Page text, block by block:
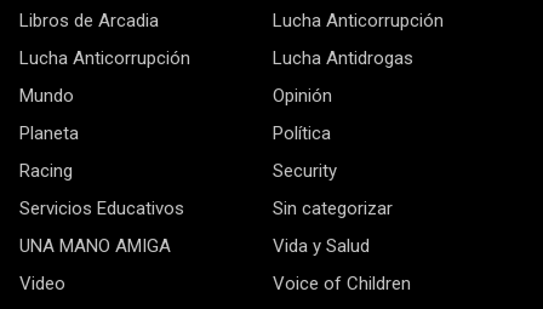
Libros de Arcadia
Lucha Anticorrupción
Lucha Anticorrupción
Lucha Antidrogas
Mundo
Opinión
Planeta
Política
Racing
Security
Servicios Educativos
Sin categorizar
UNA MANO AMIGA
Vida y Salud
Video
Voice of Children